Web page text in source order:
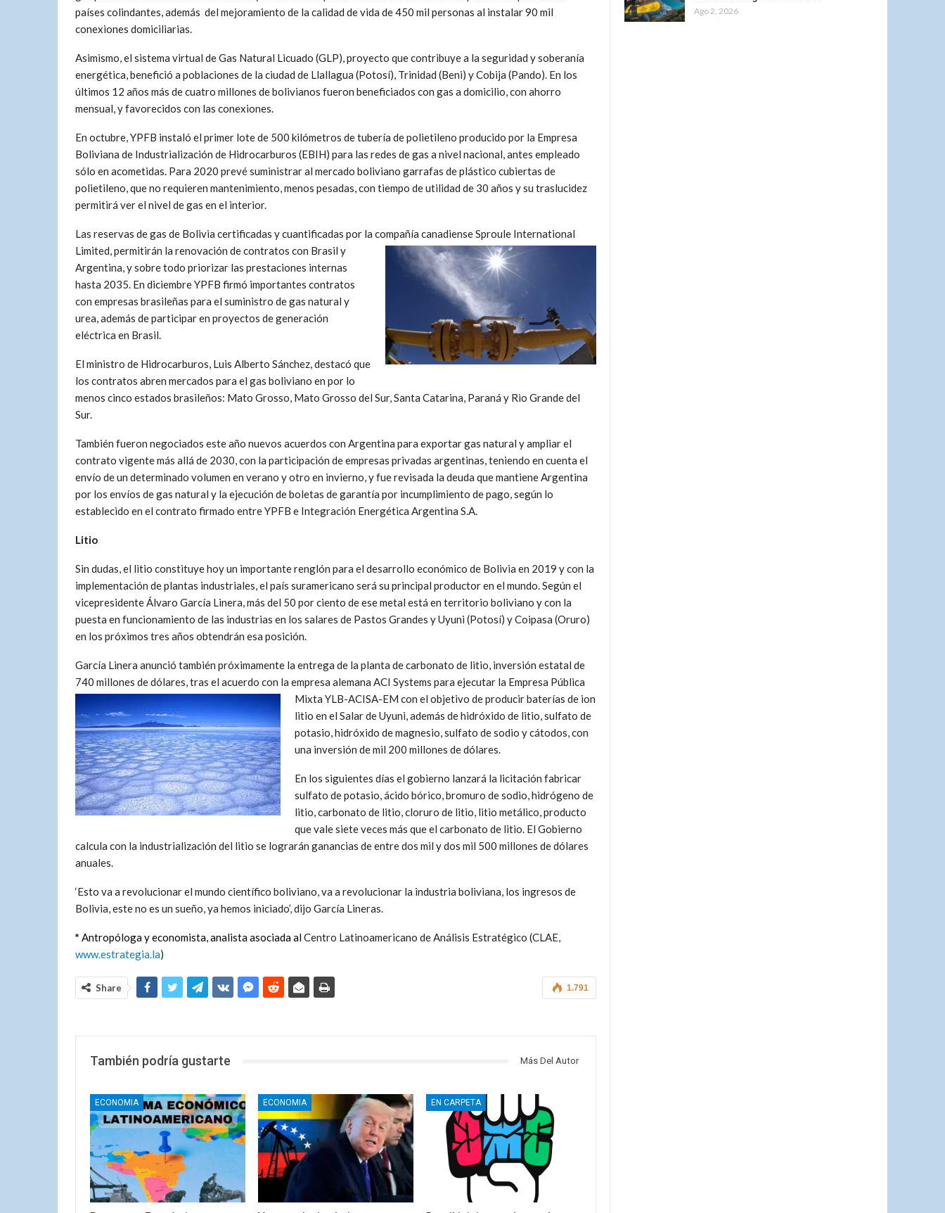
países colindantes, además del mejoramiento de la calidad de vida de 450 mil personas al instalar 90 mil
conexiones domiciliarias.
Asimismo, el sistema virtual de Gas Natural Licuado (GLP), proyecto que contribuye a la seguridad y soberanía
energética, benefició a poblaciones de la ciudad de Llallagua (Potosí), Trinidad (Beni) y Cobija (Pando). En los
últimos 12 años más de cuatro millones de bolivianos fueron beneficiados con gas a domicilio, con ahorro
mensual, y favorecidos con las conexiones.
En octubre, YPFB instaló el primer lote de 500 kilómetros de tubería de polietileno producido por la Empresa
Boliviana de Industrialización de Hidrocarburos (EBIH) para las redes de gas a nivel nacional, antes empleado
sólo en acometidas. Para 2020 prevé suministrar al mercado boliviano garrafas de plástico cubiertas de
polietileno, que no requieren mantenimiento, menos pesadas, con tiempo de utilidad de 30 años y su traslucidez
permitirá ver el nivel de gas en el interior.
Las reservas de gas de Bolivia certificadas y cuantificadas por la compañía canadiense Sproule International
Limited, permitirán la renovación de contratos con Brasil y
Argentina, y sobre todo priorizar las prestaciones internas
hasta 2035. En diciembre YPFB firmó importantes contratos
con empresas brasileñas para el suministro de gas natural y
urea, además de participar en proyectos de generación
eléctrica en Brasil.
El ministro de Hidrocarburos, Luis Alberto Sánchez, destacó que
los contratos abren mercados para el gas boliviano en por lo
menos cinco estados brasileños: Mato Grosso, Mato Grosso del Sur, Santa Catarina, Paraná y Rio Grande del
Sur.
También fueron negociados este año nuevos acuerdos con Argentina para exportar gas natural y ampliar el
contrato vigente más allá de 2030, con la participación de empresas privadas argentinas, teniendo en cuenta el
envío de un determinado volumen en verano y otro en invierno, y fue revisada la deuda que mantiene Argentina
por los envíos de gas natural y la ejecución de boletas de garantía por incumplimiento de pago, según lo
establecido en el contrato firmado entre YPFB e Integración Energética Argentina S.A.
Litio
Sin dudas, el litio constituye hoy un importante renglón para el desarrollo económico de Bolivia en 2019 y con la
implementación de plantas industriales, el país suramericano será su principal productor en el mundo. Según el
vicepresidente Álvaro García Linera, más del 50 por ciento de ese metal está en territorio boliviano y con la
puesta en funcionamiento de las industrias en los salares de Pastos Grandes y Uyuni (Potosí) y Coipasa (Oruro)
en los próximos tres años obtendrán esa posición.
García Linera anunció también próximamente la entrega de la planta de carbonato de litio, inversión estatal de
740 millones de dólares, tras el acuerdo con la empresa alemana ACI Systems para ejecutar la Empresa Pública
Mixta YLB-ACISA-EM con el objetivo de producir baterías de ion
litio en el Salar de Uyuni, además de hidróxido de litio, sulfato de
potasio, hidróxido de magnesio, sulfato de sodio y cátodos, con
una inversión de mil 200 millones de dólares.
En los siguientes días el gobierno lanzará la licitación fabricar
sulfato de potasio, ácido bórico, bromuro de sodio, hidrógeno de
litio, carbonato de litio, cloruro de litio, litio metálico, producto
que vale siete veces más que el carbonato de litio. El Gobierno
calcula con la industrialización del litio se lograrán ganancias de entre dos mil y dos mil 500 millones de dólares
anuales.
‘Esto va a revolucionar el mundo científico boliviano, va a revolucionar la industria boliviana, los ingresos de
Bolivia, este no es un sueño, ya hemos iniciado’, dijo García Lineras.
* Antropóloga y economista, analista asociada alCentro Latinoamericano de Análisis Estratégico (CLAE,
www.estrategia.la)
1.791
Share
También podría gustarte Más Del Autor
ECONOMIA ECONOMIA EN CARPETA
Ago 2, 2026